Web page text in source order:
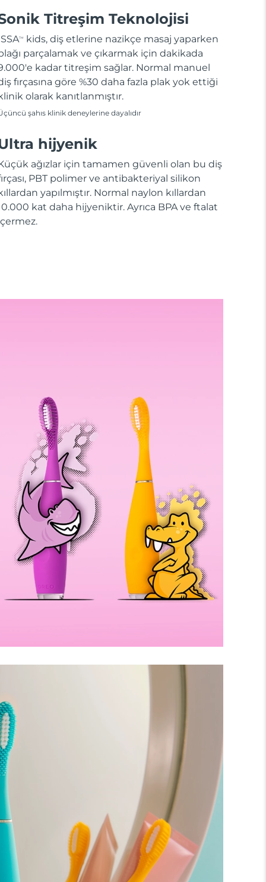
Titreşim Teknolojisi
TM
kids, diş etlerine nazikçe masaj yaparken
parçalamak ve çıkarmak için dakikada
kadar titreşim sağlar. Normal manuel
fırçasına göre %30 daha fazla plak yok ettiği
olarak kanıtlanmıştır.
şahıs klinik deneylerine dayalıdır
hijyenik
ağızlar için tamamen güvenli olan bu diş
PBT polimer ve antibakteriyal silikon
yapılmıştır. Normal naylon kıllardan
kat daha hijyeniktir. Ayrıca BPA ve ftalat